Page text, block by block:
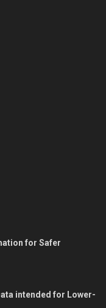
for Safer
intended for Lower-